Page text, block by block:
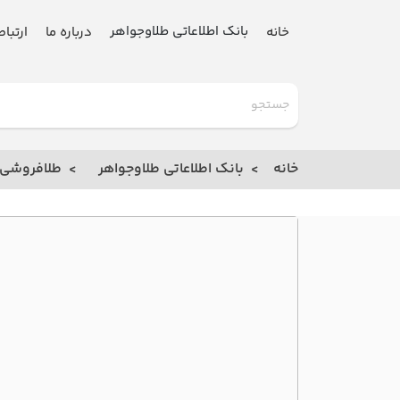
خانه بانک اطلاعاتی طلاوجواهر درباره ما
خانه بانک اطلاعاتی طلاوجواهر طلافروشی